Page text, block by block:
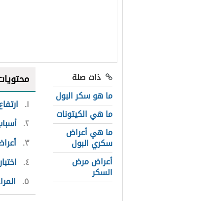
ذات صلة
ما هو سكر البول
ما هي الكيتونات
ما هي أعراض
سكري البول
أعراض مرض
السكر
١
٢
٣
٤
٥